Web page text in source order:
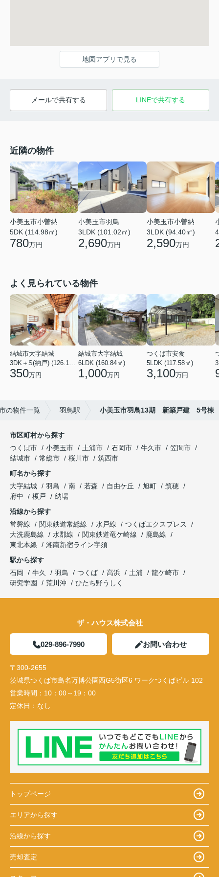
地図アプリで見る
メールで共有する LINEで共有する
近隣の物件
小美玉市小曽納
5DK (114.98㎡)
780万円
小美玉市羽鳥
3LDK (101.02㎡)
2,690万円
小美玉市小曽納
3LDK (94.40㎡)
2,590万円
よく見られている物件
結城市大字結城
3DK＋S(納戸) (126.19㎡)
350万円
結城市大字結城
6LDK (160.84㎡)
1,000万円
つくば市安食
5LDK (117.58㎡)
3,100万円
の物件一覧 羽鳥駅 小美玉市羽鳥13期 新築戸建 5号棟
市区町村から探す
つくば市
小美玉市 土浦市 石岡市 牛久市
笠間市
結城市
常総市 桜川市
筑西市
町名から探す
大字結城
羽鳥 南 若森 自由ケ丘 旭町
筑穂
府中
榎戸
納場
沿線から探す
常磐線
関東鉄道常総線 水戸線
つくばエクスプレス
大洗鹿島線
水郡線 関東鉄道竜ケ崎線
鹿島線
東北本線
湘南新宿ライン宇須
駅から探す
石岡
牛久 羽鳥 つくば 高浜 土浦
龍ケ崎市
研究学園
荒川沖 ひたち野うしく
ザ・ハウス株式会社
029-896-7990 お問い合わせ
〒300-2655
茨城県つくば市島名万博公園西G5街区6 ワークつくばビル 102
営業時間： 10：00～19：00
定休日： なし
トップページ
エリアから探す
沿線から探す
売却査定